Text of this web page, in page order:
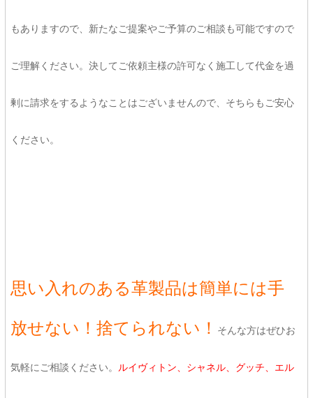
もありますので、新たなご提案やご予算のご相談も可能ですので
ご理解ください。決してご依頼主様の許可なく施工して代金を過
剰に請求をするようなことはございませんので、そちらもご安心
ください。
思い入れのある革製品は簡単には手
放せない！捨てられない！ そんな方はぜひお
気軽にご相談ください。 ルイヴィトン、シャネル、グッチ、エル